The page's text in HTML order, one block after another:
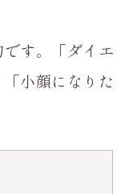
す。「ダイエ
小顔になりた